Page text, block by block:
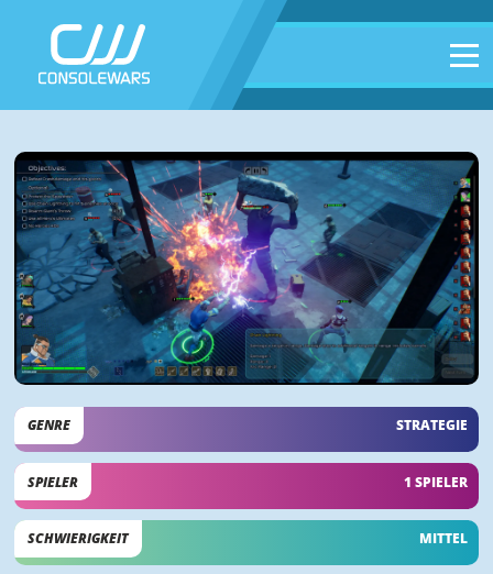
GENRE STRATEGIE
SPIELER 1 SPIELER
SCHWIERIGKEIT MITTEL